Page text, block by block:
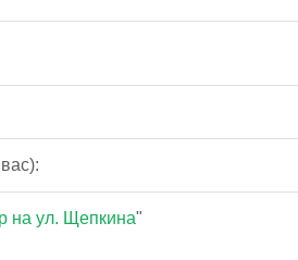
на ул. Щепкина"